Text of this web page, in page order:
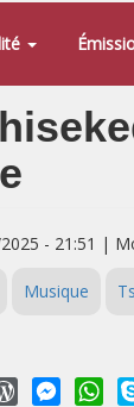
- 21:51 |
Musique
WordPress